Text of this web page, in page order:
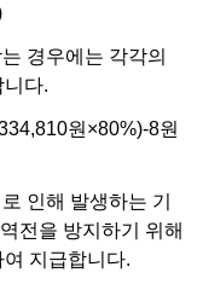
경우에는 각각의
다.
원×80%)-8원
인해 발생하는 기
전을 방지하기 위해
지급합니다.